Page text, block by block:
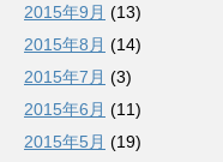
2015年9月 (13)
2015年8月 (14)
2015年7月 (3)
2015年6月 (11)
2015年5月 (19)